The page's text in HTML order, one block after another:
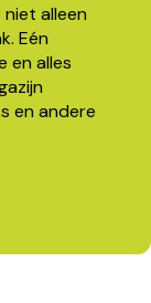
alleen
Eén
en alles
en andere